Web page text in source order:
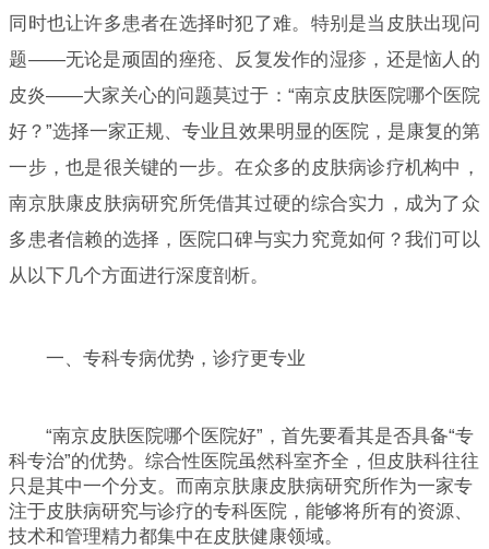
同时也让许多患者在选择时犯了难。特别是当皮肤出现问
题——无论是顽固的痤疮、反复发作的湿疹，还是恼人的
皮炎——大家关心的问题莫过于：“南京皮肤医院哪个医院
好？”选择一家正规、专业且效果明显的医院，是康复的第
一步，也是很关键的一步。在众多的皮肤病诊疗机构中，
南京肤康皮肤病研究所凭借其过硬的综合实力，成为了众
多患者信赖的选择，医院口碑与实力究竟如何？我们可以
从以下几个方面进行深度剖析。
一、专科专病优势，诊疗更专业
“南京皮肤医院哪个医院好”，首先要看其是否具备“专
科专治”的优势。综合性医院虽然科室齐全，但皮肤科往往
只是其中一个分支。而南京肤康皮肤病研究所作为一家专
注于皮肤病研究与诊疗的专科医院，能够将所有的资源、
技术和管理精力都集中在皮肤健康领域。